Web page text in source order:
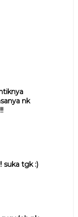
nk
suka tgk :)